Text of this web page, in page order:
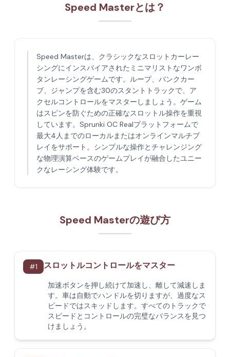
Speed Masterとは？
Speed Masterは、クラシックなスロットカーレー
シングにインスパイアされたミニマリストなワンボ
タンレーシングゲームです。ループ、バンクカー
ブ、ジャンプを含む30のスタントトラックで、ア
クセルコントロールをマスターしましょう。ゲーム
はスピンを防ぐための正確なスロットル操作を重視
しています。Sprunki OC Realプラットフォームで
最大4人までのローカルまたはオンラインマルチプ
レイをサポート。シンプルな操作とチャレンジング
な物理演算ベースのゲームプレイが融合したユニー
クなレーシング体験です。
Speed Masterの遊び方
#1 スロットルコントロールをマスター
加速ボタンを押し続けて加速し、離して減速しま
す。車は自動でハンドルを切りますが、過度なス
ピードではスキッドします。すべてのトラックで
スピードとコントロールの完璧なバランスを見つ
けましょう。